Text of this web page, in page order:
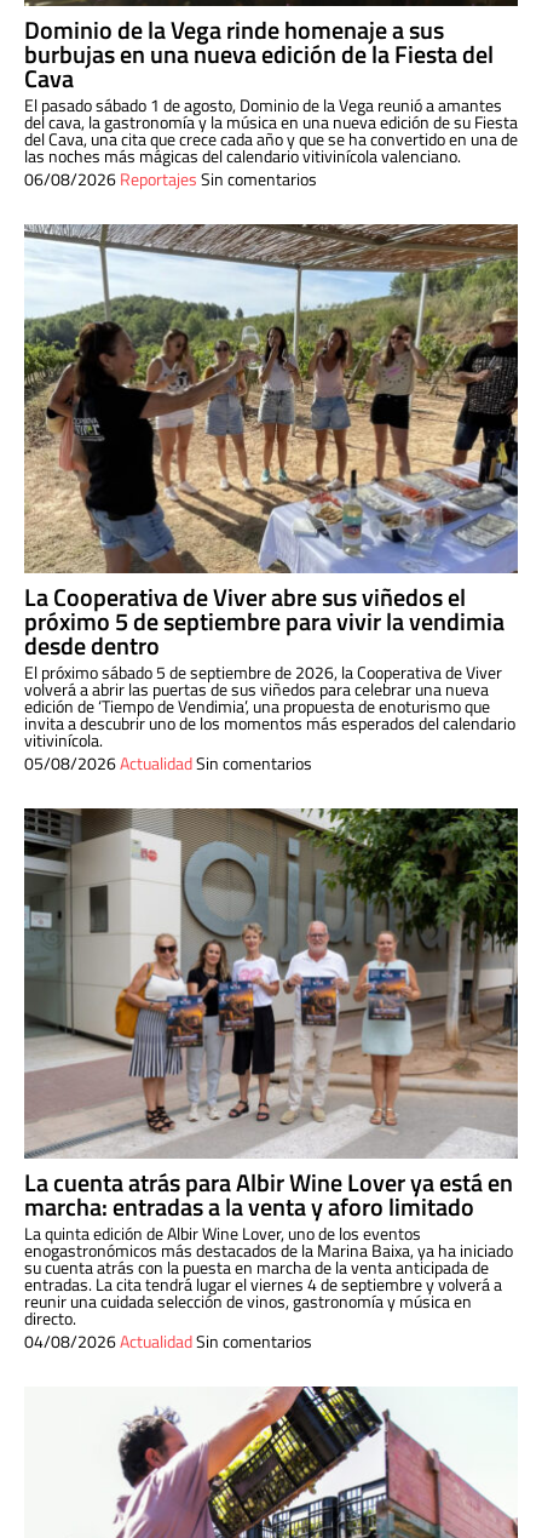
Dominio de la Vega rinde homenaje a sus
burbujas en una nueva edición de la Fiesta del
Cava
El pasado sábado 1 de agosto, Dominio de la Vega reunió a amantes
del cava, la gastronomía y la música en una nueva edición de su Fiesta
del Cava, una cita que crece cada año y que se ha convertido en una de
las noches más mágicas del calendario vitivinícola valenciano.
06/08/2026ReportajesSin comentarios
La Cooperativa de Viver abre sus viñedos el
próximo 5 de septiembre para vivir la vendimia
desde dentro
El próximo sábado 5 de septiembre de 2026, la Cooperativa de Viver
volverá a abrir las puertas de sus viñedos para celebrar una nueva
edición de ‘Tiempo de Vendimia’, una propuesta de enoturismo que
invita a descubrir uno de los momentos más esperados del calendario
vitivinícola.
05/08/2026ActualidadSin comentarios
La cuenta atrás para Albir Wine Lover ya está en
marcha: entradas a la venta y aforo limitado
La quinta edición de Albir Wine Lover, uno de los eventos
enogastronómicos más destacados de la Marina Baixa, ya ha iniciado
su cuenta atrás con la puesta en marcha de la venta anticipada de
entradas. La cita tendrá lugar el viernes 4 de septiembre y volverá a
reunir una cuidada selección de vinos, gastronomía y música en
directo.
04/08/2026ActualidadSin comentarios